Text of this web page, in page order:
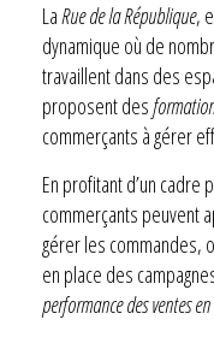
LaRue de la République,
dynamique où de
travaillent dans des
proposent des
commerçants à gérer
En profitant d’un cadre
commerçants peuvent
gérer les commandes,
en place des
performance des ventes